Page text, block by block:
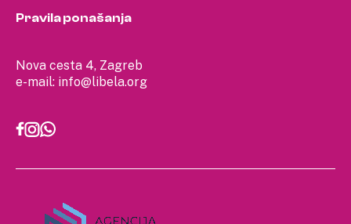
Nova cesta 4, Zagreb
e-mail: info@libela.org
Pravila ponašanja